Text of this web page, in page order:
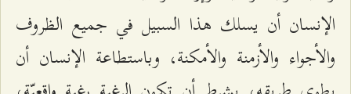
الإنسان أن يسلك هذا السبيل في جميع الظروف
والأجواء والأزمنة والأمكنة، وباستطاعة الإنسان أن